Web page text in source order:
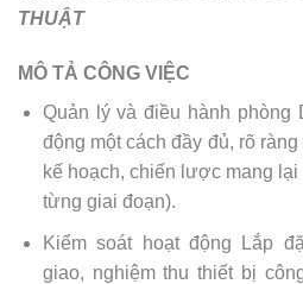
THUẬT
MÔ TẢ CÔNG VIỆC
Quản lý và điều hành phòng
động một cách đầy đủ, rõ
kế hoạch, chiến lược mang
từng giai đoạn).
Kiểm soát hoạt động Lắp
giao, nghiệm thu thiết bị